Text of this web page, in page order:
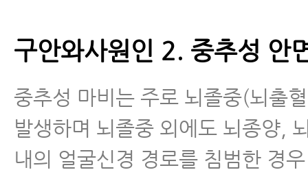
구안와사원인 2. 중추성 안
중추성 마비는 주로 뇌졸중(뇌출
발생하며 뇌졸중 외에도 뇌종양,
내의 얼굴신경 경로를 침범한 경